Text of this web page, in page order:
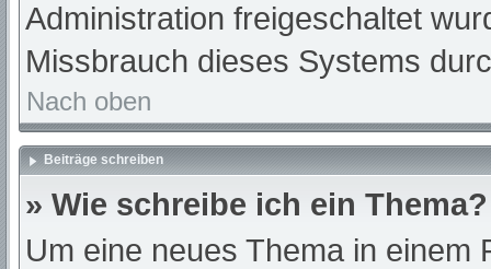
Administration freigeschaltet
Missbrauch dieses Systems
Nach oben
Beiträge schreiben
» Wie schreibe ich ein Thema?
Um eine neues Thema in